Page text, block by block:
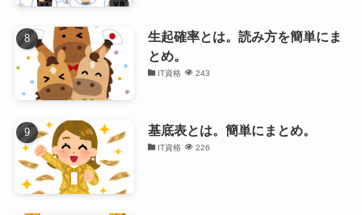
生起確率とは。読み方を簡単にま
とめ。
IT資格 243
基底表とは。簡単にまとめ。
IT資格 226